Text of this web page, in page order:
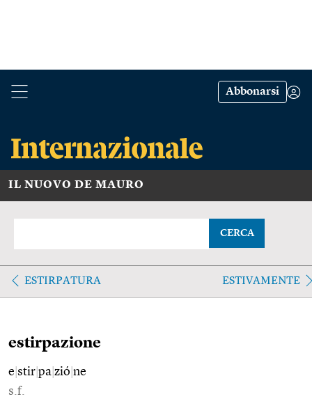
Abbonarsi
IL NUOVO DE MAURO
CERCA
ESTIRPATURA ESTIVAMENTE
estirpazione
e stir pa zió ne
s.f.